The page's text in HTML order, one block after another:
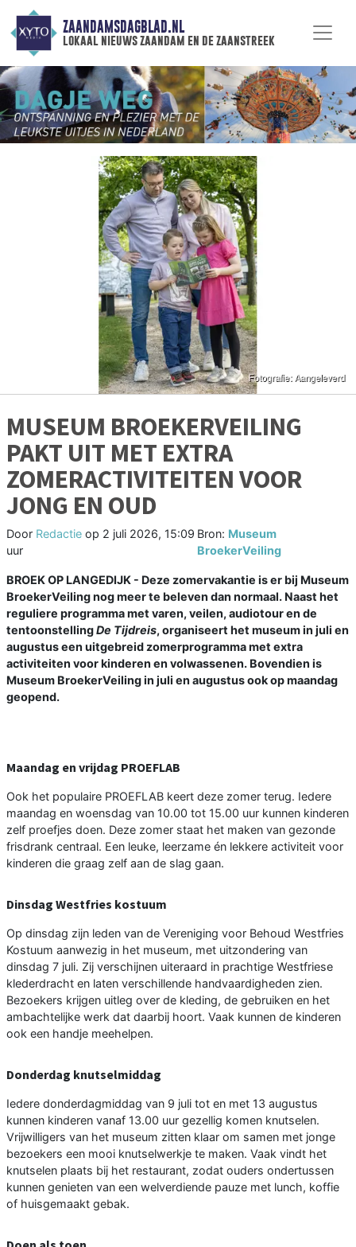
ZAANDAMSDAGBLAD.NL
lokaal nieuws zaandam en de zaanstreek
MUSEUM BROEKERVEILING
PAKT UIT MET EXTRA
ZOMERACTIVITEITEN VOOR
JONG EN OUD
Door Redactie op 2 juli 2026, 15:09
uur
Bron: Museum
BroekerVeiling
BROEK OP LANGEDIJK - Deze zomervakantie is er bij Museum
BroekerVeiling nog meer te beleven dan normaal. Naast het
reguliere programma met varen, veilen, audiotour en de
tentoonstellingDe Tijdreis, organiseert het museum in juli en
augustus een uitgebreid zomerprogramma met extra
activiteiten voor kinderen en volwassenen. Bovendien is
Museum BroekerVeiling in juli en augustus ook op maandag
geopend.
Maandag en vrijdag PROEFLAB
Ook het populaire PROEFLAB keert deze zomer terug. Iedere
maandag en woensdag van 10.00 tot 15.00 uur kunnen kinderen
zelf proefjes doen. Deze zomer staat het maken van gezonde
frisdrank centraal. Een leuke, leerzame én lekkere activiteit voor
kinderen die graag zelf aan de slag gaan.
Dinsdag Westfries kostuum
Op dinsdag zijn leden van de Vereniging voor Behoud Westfries
Kostuum aanwezig in het museum, met uitzondering van
dinsdag 7 juli. Zij verschijnen uiteraard in prachtige Westfriese
klederdracht en laten verschillende handvaardigheden zien.
Bezoekers krijgen uitleg over de kleding, de gebruiken en het
ambachtelijke werk dat daarbij hoort. Vaak kunnen de kinderen
ook een handje meehelpen.
Donderdag knutselmiddag
Iedere donderdagmiddag van 9 juli tot en met 13 augustus
kunnen kinderen vanaf 13.00 uur gezellig komen knutselen.
Vrijwilligers van het museum zitten klaar om samen met jonge
bezoekers een mooi knutselwerkje te maken. Vaak vindt het
knutselen plaats bij het restaurant, zodat ouders ondertussen
kunnen genieten van een welverdiende pauze met lunch, koffie
of huisgemaakt gebak.